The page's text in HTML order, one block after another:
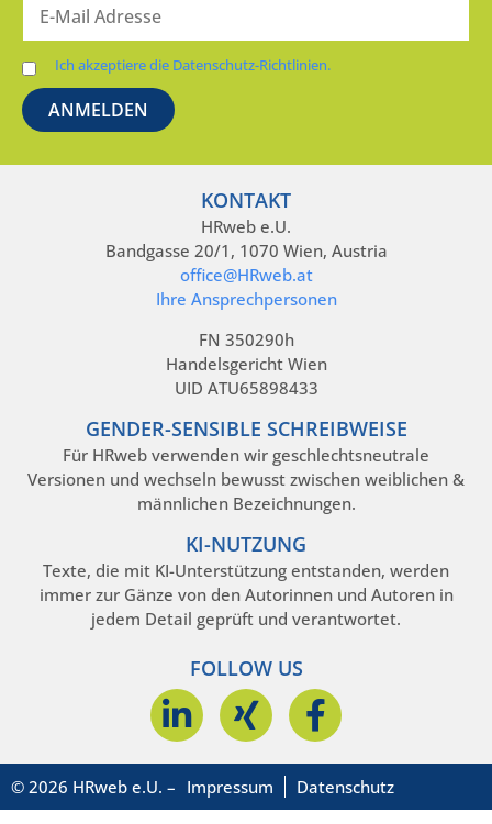
Ich akzeptiere die Datenschutz-Richtlinien.
KONTAKT
HRweb e.U.
Bandgasse 20/1, 1070 Wien, Austria
office@HRweb.at
Ihre Ansprechpersonen
FN 350290h
Handelsgericht Wien
UID ATU65898433
GENDER-SENSIBLE SCHREIBWEISE
Für HRweb verwenden wir geschlechtsneutrale
Versionen und wechseln bewusst zwischen weiblichen &
männlichen Bezeichnungen.
KI-NUTZUNG
Texte, die mit KI-Unterstützung entstanden, werden
immer zur Gänze von den Autorinnen und Autoren in
jedem Detail geprüft und verantwortet.
FOLLOW US
© 2026 HRweb e.U. – Impressum Datenschutz